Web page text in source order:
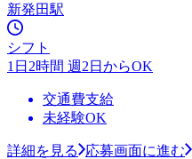
新発田駅
シフト
1日2時間 週2日からOK
交通費支給
未経験OK
詳細を見る 応募画面に進む